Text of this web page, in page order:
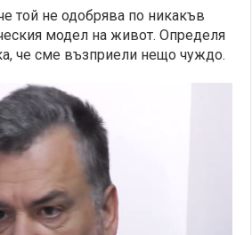
той не одобрява по никакъв
модел на живот. Определя
че сме възприели нещо чуждо.